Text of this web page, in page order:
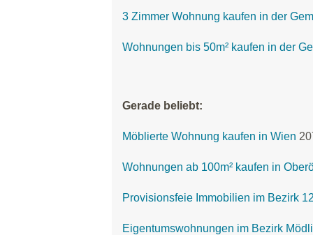
3 Zimmer Wohnung kaufen in der
Wohnungen bis 50m² kaufen in der
Gerade beliebt:
Möblierte Wohnung kaufen in Wien
Wohnungen ab 100m² kaufen in
Provisionsfeie Immobilien im Bezirk
Eigentumswohnungen im Bezirk